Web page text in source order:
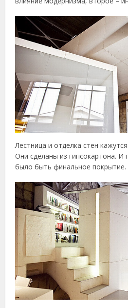
Лестница и отделка стен
Они сделаны из гипсокартона. И
было быть финальное покрытие.